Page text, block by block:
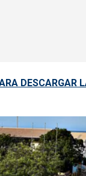
DESCARGAR